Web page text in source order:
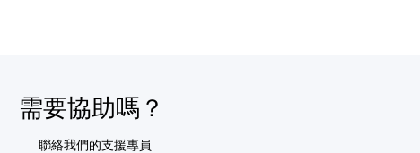
需要協助嗎？
聯絡我們的支援專員